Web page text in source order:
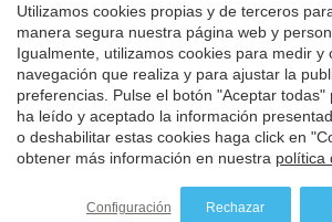
CONSULTAS Y SUGERENCIAS
PMMT ARQUITECTURA © 2026
Utilizamos cookies propias y de terceros
manera segura nuestra página web y
Igualmente, utilizamos cookies para medir y
navegación que realiza y para ajustar la
preferencias. Pulse el botón "Aceptar
ha leído y aceptado la información
o deshabilitar estas cookies haga click en
obtener más información en nuestra política
Configuración Rechazar